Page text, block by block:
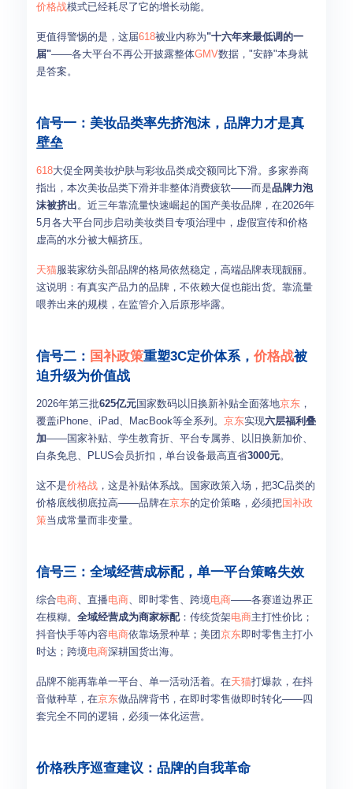
价格战模式已经耗尽了它的增长动能。
更值得警惕的是，这届618被业内称为"十六年来最低调的一
届"——各大平台不再公开披露整体GMV数据，"安静"本身就
是答案。
信号一：美妆品类率先挤泡沫，品牌力才是真
壁垒
618大促全网美妆护肤与彩妆品类成交额同比下滑。多家券商
指出，本次美妆品类下滑并非整体消费疲软——而是品牌力泡
沫被挤出。近三年靠流量快速崛起的国产美妆品牌，在2026年
5月各大平台同步启动美妆类目专项治理中，虚假宣传和价格
虚高的水分被大幅挤压。
天猫服装家纺头部品牌的格局依然稳定，高端品牌表现靓丽。
这说明：有真实产品力的品牌，不依赖大促也能出货。靠流量
喂养出来的规模，在监管介入后原形毕露。
信号二： 国补政策重塑3C定价体系， 价格战被
迫升级为价值战
2026年第三批625亿元国家数码以旧换新补贴全面落地京东 ，
覆盖iPhone、iPad、MacBook等全系列。 京东实现六层福利叠
加——国家补贴、学生教育折、平台专属券、以旧换新加价、
白条免息、PLUS会员折扣，单台设备最高直省3000元。
这不是价格战 ，这是补贴体系战。国家政策入场，把3C品类的
价格底线彻底拉高——品牌在京东的定价策略，必须把国补政
策当成常量而非变量。
信号三：全域经营成标配，单一平台策略失效
综合电商、直播电商、即时零售、跨境电商——各赛道边界正
在模糊。 全域经营成为商家标配：传统货架电商主打性价比；
抖音快手等内容电商依靠场景种草；美团京东即时零售主打小
时达；跨境电商深耕国货出海。
品牌不能再靠单一平台、单一活动活着。在天猫打爆款，在抖
音做种草，在京东做品牌背书，在即时零售做即时转化——四
套完全不同的逻辑，必须一体化运营。
价格秩序巡查建议：品牌的自我革命